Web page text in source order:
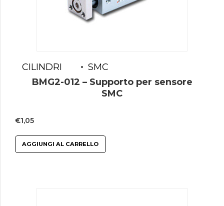
CILINDRI
SMC
BMG2-012 – Supporto per sensore
SMC
€1,05
AGGIUNGI AL CARRELLO